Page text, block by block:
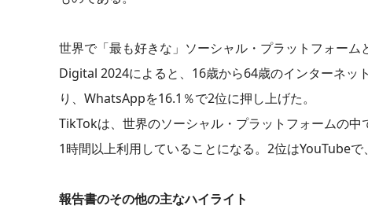
世界で「最も好きな」ソーシャル・プラットフォーム
Digital 2024によると、16歳から64歳のインターネッ
り、WhatsAppを16.1％で2位に押し上げた。
TikTokは、世界のソーシャル・プラットフォームの
1時間以上利用していることになる。2位はYouTube
報告書のその他の主なハイライト